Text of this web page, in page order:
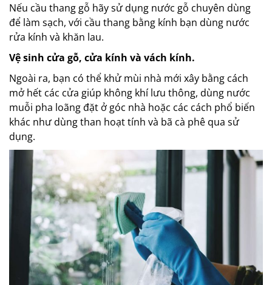
Nếu cầu thang gỗ hãy sử dụng nước gỗ chuyên dùng
để làm sạch, với cầu thang bằng kính bạn dùng nước
rửa kính và khăn lau.
Vệ sinh cửa gỗ, cửa kính và vách kính.
Ngoài ra, bạn có thể khử mùi nhà mới xây bằng cách
mở hết các cửa giúp không khí lưu thông, dùng nước
muỗi pha loãng đặt ở góc nhà hoặc các cách phổ biến
khác như dùng than hoạt tính và bã cà phê qua sử
dụng.